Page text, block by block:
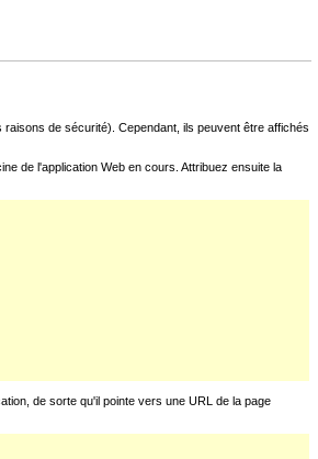
de sécurité). Cependant, ils peuvent être affichés
de l'application Web en cours. Attribuez ensuite la
de sorte qu'il pointe vers une URL de la page